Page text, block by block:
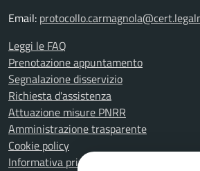
Email:
Leggi le FAQ
Prenotazione appuntamento
Segnalazione disservizio
Richiesta d'assistenza
Attuazione misure PNRR
Amministrazione trasparente
Cookie policy
Informativa privacy